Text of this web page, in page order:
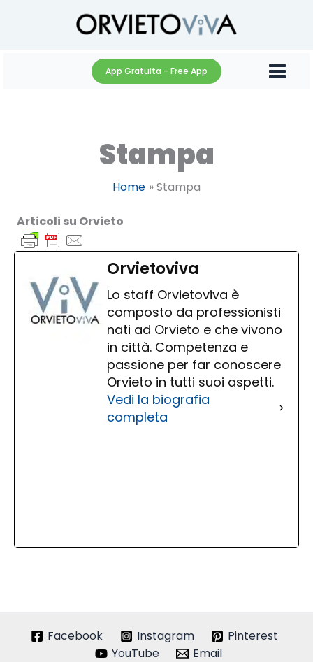
App Gratuita - Free App
Stampa
Home Stampa
Articoli su Orvieto
Orvietoviva
Lo staff Orvietoviva è
composto da professionisti
nati ad Orvieto e che vivono
in città. Competenza e
passione per far conoscere
Orvieto in tutti suoi aspetti.
Vedi la biografia
completa
Facebook Instagram
Pinterest
YouTube
Email